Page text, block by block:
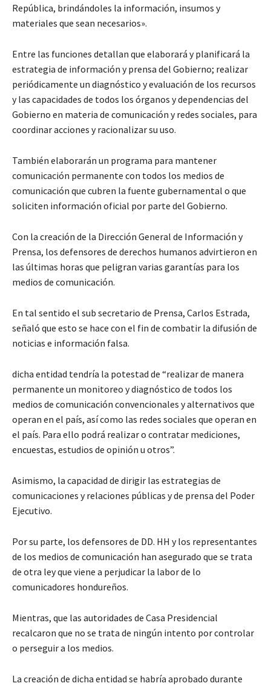
República, brindándoles la información, insumos y
materiales que sean necesarios».
Entre las funciones detallan que elaborará y planificará la
estrategia de información y prensa del Gobierno; realizar
periódicamente un diagnóstico y evaluación de los recursos
y las capacidades de todos los órganos y dependencias del
Gobierno en materia de comunicación y redes sociales, para
coordinar acciones y racionalizar su uso.
También elaborarán un programa para mantener
comunicación permanente con todos los medios de
comunicación que cubren la fuente gubernamental o que
soliciten información oficial por parte del Gobierno.
Con la creación de la Dirección General de Información y
Prensa, los defensores de derechos humanos advirtieron en
las últimas horas que peligran varias garantías para los
medios de comunicación.
En tal sentido el sub secretario de Prensa, Carlos Estrada,
señaló que esto se hace con el fin de combatir la difusión de
noticias e información falsa.
dicha entidad tendría la potestad de “realizar de manera
permanente un monitoreo y diagnóstico de todos los
medios de comunicación convencionales y alternativos que
operan en el país, así como las redes sociales que operan en
el país. Para ello podrá realizar o contratar mediciones,
encuestas, estudios de opinión u otros”.
Asimismo, la capacidad de dirigir las estrategias de
comunicaciones y relaciones públicas y de prensa del Poder
Ejecutivo.
Por su parte, los defensores de DD. HH y los representantes
de los medios de comunicación han asegurado que se trata
de otra ley que viene a perjudicar la labor de lo
comunicadores hondureños.
Mientras, que las autoridades de Casa Presidencial
recalcaron que no se trata de ningún intento por controlar
o perseguir a los medios.
La creación de dicha entidad se habría aprobado durante